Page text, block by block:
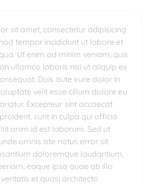
sit amet, consectetur adipisicing
tempor incididunt ut labore et
Ut enim ad minim veniam, quis
ullamco laboris nisi ut aliquip ex
Duis aute irure dolor in
velit esse cillum dolore eu
Excepteur sint occaecat
sunt in culpa qui officia
anim id est laborum. Sed ut
omnis iste natus error sit
doloremque laudantium,
eaque ipsa quae ab illo
et quasi architecto